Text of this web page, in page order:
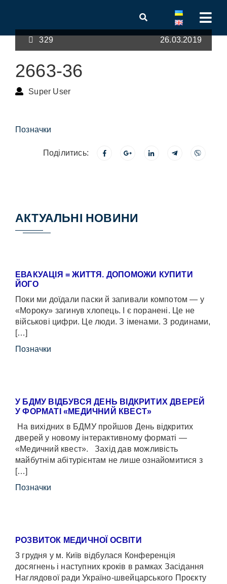
329 26.03.2019
2663-36
Super User
Позначки
Поділитись:
АКТУАЛЬНІ НОВИНИ
ЕВАКУАЦІЯ = ЖИТТЯ. ДОПОМОЖИ КУПИТИ
ЙОГО
Поки ми доїдали паски й запивали компотом — у
«Мороку» загинув хлопець. І є поранені. Це не
військові цифри. Це люди. З іменами. З родинами,
[…]
Позначки
У БДМУ ВІДБУВСЯ ДЕНЬ ВІДКРИТИХ ДВЕРЕЙ
У ФОРМАТІ «МЕДИЧНИЙ КВЕСТ»
На вихідних в БДМУ пройшов День відкритих
дверей у новому інтерактивному форматі —
«Медичний квест». Захід дав можливість
майбутнім абітурієнтам не лише ознайомитися з
[…]
Позначки
РОЗВИТОК МЕДИЧНОЇ ОСВІТИ
3 грудня у м. Київ відбулася Конференція
досягнень і наступних кроків в рамках Засідання
Наглядової ради Україно-швейцарського Проєкту